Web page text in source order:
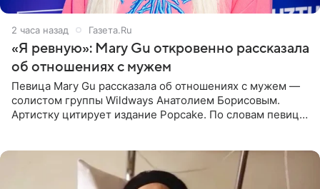
2 часа назад Газета.Ru
«Я ревную»: Mary Gu откровенно рассказала
об отношениях с мужем
Певица Mary Gu рассказала об отношениях с мужем —
солистом группы Wildways Анатолием Борисовым.
Артистку цитирует издание Popcake. По словам певицы,